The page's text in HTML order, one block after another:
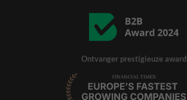
Ontvanger prestigieuze award